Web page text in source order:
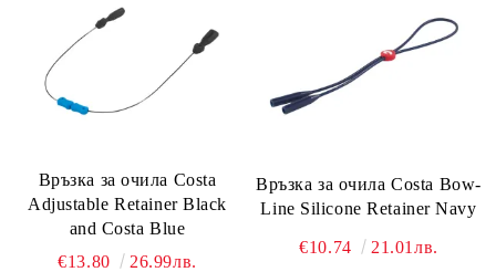
Връзка за очила Costa
Adjustable Retainer Black
and Costa Blue
€13.80
26.99лв.
Връзка за очила Costa Bow-
Line Silicone Retainer Navy
€10.74 21.01лв.